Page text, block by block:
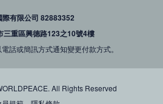
際有限公司 82883352
三重區興德路123之10號4樓
話或簡訊方式通知變更付款方式。
All Rights Reserved